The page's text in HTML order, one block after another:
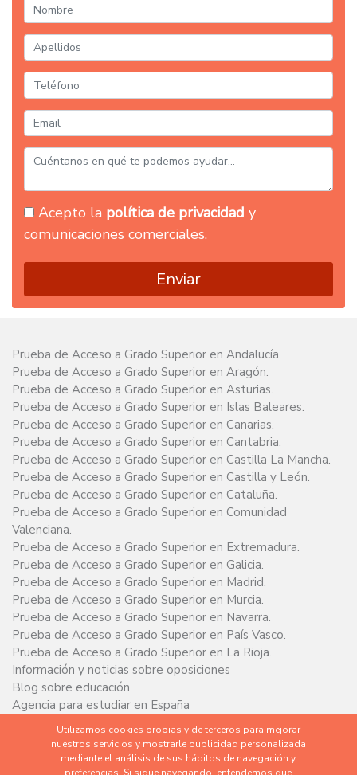
Acepto la política de privacidad y
comunicaciones comerciales.
Enviar
Prueba de Acceso a Grado Superior en Andalucía.
Prueba de Acceso a Grado Superior en Aragón.
Prueba de Acceso a Grado Superior en Asturias.
Prueba de Acceso a Grado Superior en Islas Baleares.
Prueba de Acceso a Grado Superior en Canarias.
Prueba de Acceso a Grado Superior en Cantabria.
Prueba de Acceso a Grado Superior en Castilla La Mancha.
Prueba de Acceso a Grado Superior en Castilla y León.
Prueba de Acceso a Grado Superior en Cataluña.
Prueba de Acceso a Grado Superior en Comunidad
Valenciana.
Prueba de Acceso a Grado Superior en Extremadura.
Prueba de Acceso a Grado Superior en Galicia.
Prueba de Acceso a Grado Superior en Madrid.
Prueba de Acceso a Grado Superior en Murcia.
Prueba de Acceso a Grado Superior en Navarra.
Prueba de Acceso a Grado Superior en País Vasco.
Prueba de Acceso a Grado Superior en La Rioja.
Información y noticias sobre oposiciones
Blog sobre educación
Agencia para estudiar en España
Hecho con ♥️ desde educalive.com © 2020. Todos los
Utilizamos cookies propias y de terceros para mejorar
nuestros servicios y mostrarle publicidad personalizada
mediante el análisis de sus hábitos de navegación y